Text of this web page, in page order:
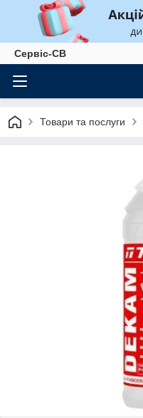
Сервіс-СВ
Товари та послуги